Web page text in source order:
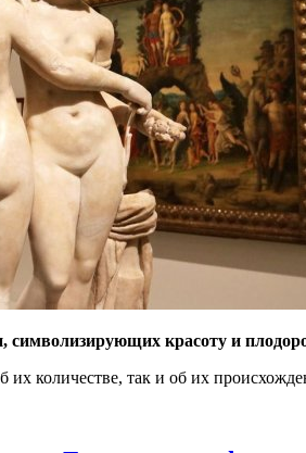
символизирующих красоту и
количестве, так и об их